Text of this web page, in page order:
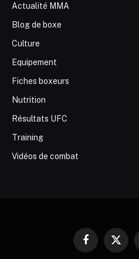
Actualité MMA
Blog de boxe
Culture
Equipement
Fiches boxeurs
Nutrition
Résultats UFC
Training
Vidéos de combat
Facebook
X